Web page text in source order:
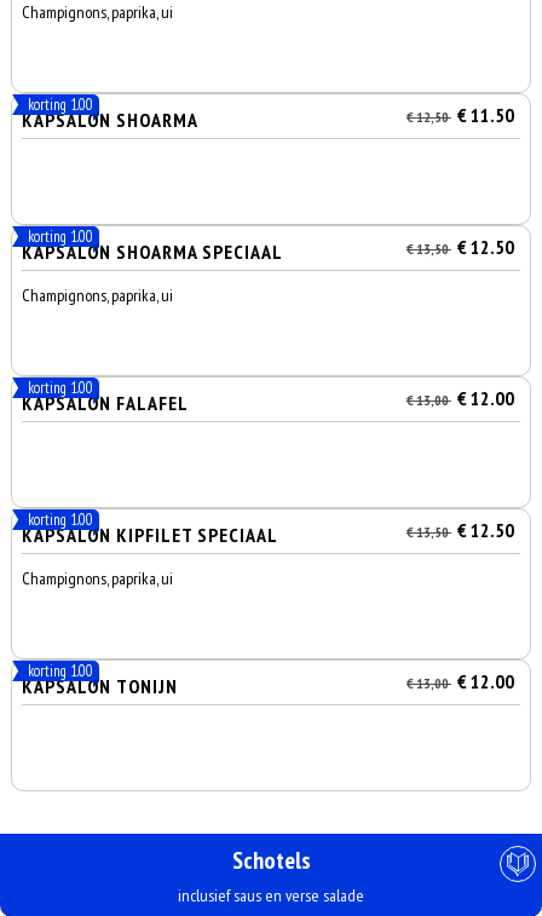
Champignons, paprika, ui
korting 1.00
KAPSALON SHOARMA € 12,50 € 11.50
korting 1.00
KAPSALON SHOARMA SPECIAAL € 13,50 € 12.50
Champignons, paprika, ui
korting 1.00
KAPSALON FALAFEL € 13,00 € 12.00
korting 1.00
KAPSALON KIPFILET SPECIAAL € 13,50 € 12.50
Champignons, paprika, ui
korting 1.00
KAPSALON TONIJN € 13,00 € 12.00
Schotels
inclusief saus en verse salade